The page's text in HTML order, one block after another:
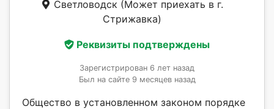
Светловодск (Может приехать в г.
Стрижавка)
Реквизиты подтверждены
Зарегистрирован 6 лет назад
Был на сайте 9 месяцев назад
Общество в установленном законом порядке